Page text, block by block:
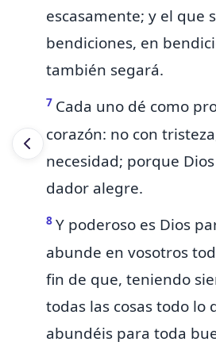
escasamente; y el que
bendiciones, en
también segará.
7 Cada uno dé como
corazón: no con
necesidad; porque
dador alegre.
8 Y poderoso es Dios
abunde en vosotros
fin de que, teniendo
todas las cosas todo lo
abundéis para toda